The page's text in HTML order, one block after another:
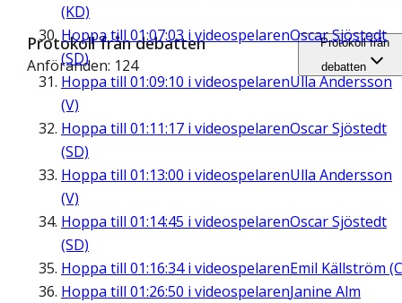
(KD)
Hoppa till 01:07:03 i videospelarenOscar Sjöstedt
(SD)
Hoppa till 01:09:10 i videospelarenUlla Andersson
(V)
Hoppa till 01:11:17 i videospelarenOscar Sjöstedt
(SD)
Hoppa till 01:13:00 i videospelarenUlla Andersson
(V)
Hoppa till 01:14:45 i videospelarenOscar Sjöstedt
(SD)
Hoppa till 01:16:34i videospelarenEmil Källström
Hoppa till 01:26:50 i videospelarenJanine Alm
Protokoll från debatten
Anföranden: 124
Protokoll från
debatten